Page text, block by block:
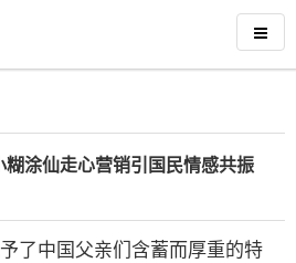
涂仙走心营销引国民情感共振
中国父亲们含蓄而厚重的特